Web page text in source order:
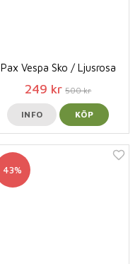
Pax Vespa Sko / Ljusrosa
249 kr 500 kr
INFO KÖP
43%